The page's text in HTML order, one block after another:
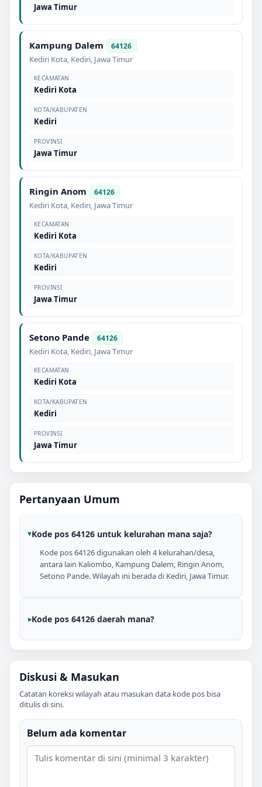
Jawa Timur
Kampung Dalem 64126
Kediri Kota, Kediri, Jawa Timur
KECAMATAN
Kediri Kota
KOTA/KABUPATEN
Kediri
PROVINSI
Jawa Timur
Ringin Anom 64126
Kediri Kota, Kediri, Jawa Timur
KECAMATAN
Kediri Kota
KOTA/KABUPATEN
Kediri
PROVINSI
Jawa Timur
Setono Pande 64126
Kediri Kota, Kediri, Jawa Timur
KECAMATAN
Kediri Kota
KOTA/KABUPATEN
Kediri
PROVINSI
Jawa Timur
Pertanyaan Umum
Kode pos 64126 untuk kelurahan mana saja?
Kode pos 64126 digunakan oleh 4 kelurahan/desa,
antara lain Kaliombo, Kampung Dalem, Ringin Anom,
Setono Pande. Wilayah ini berada di Kediri, Jawa Timur.
Kode pos 64126 daerah mana?
Diskusi & Masukan
Catatan koreksi wilayah atau masukan data kode pos bisa
ditulis di sini.
Belum ada komentar